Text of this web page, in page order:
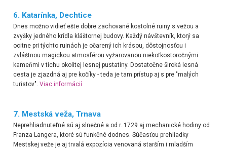
6. Katarínka, Dechtice
Dnes možno vidieť ešte dobre zachované kostolné ruiny s vežou a
zvyšky jedného krídla kláštornej budovy. Každý návštevník, ktorý sa
ocitne pri týchto ruinách je očarený ich krásou, dôstojnosťou i
zvláštnou magickou atmosférou vyžarovanou niekoľkostoročnými
kameňmi v tichu okolitej lesnej pustatiny. Dostatočne široká lesná
cesta je zjazdná aj pre kočíky - teda je tam prístup aj s pre "malých
turistov". Viac informácií
7. Mestská veža, Trnava
Neprehliadnuteľné sú aj slnečné a od r. 1729 aj mechanické hodiny od
Franza Langera, ktoré sú funkčné dodnes. Súčasťou prehliadky
Mestskej veže je aj trvalá expozícia venovaná starším i mladším